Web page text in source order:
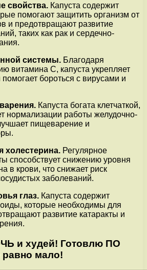
свойства. Капуста содержит
помогают защитить организм от
и предотвращают развитие
таких как рак и сердечно-
системы. Благодаря
витамина C, капуста укрепляет
бороться с вирусами и
Капуста богата клетчаткой,
нормализации работы желудочно-
пищеварение и
холестерина. Регулярное
способствует снижению уровня
в крови, что снижает риск
заболеваний.
глаз. Капуста содержит
которые необходимы для
развитие катаракты и
и худей! Готовлю ПО
мало!